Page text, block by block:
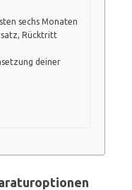
sechs Monaten
Rücktritt
deiner